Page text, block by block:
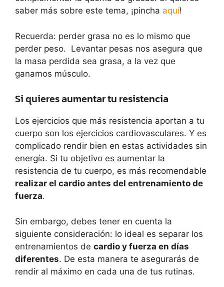
saber más sobre este tema, ¡pincha aquí!
Recuerda: perder grasa no es lo mismo que
perder peso. Levantar pesas nos asegura que
la masa perdida sea grasa, a la vez que
ganamos músculo.
Si quieres aumentar tu resistencia
Los ejercicios que más resistencia aportan a tu
cuerpo son los ejercicios cardiovasculares. Y es
complicado rendir bien en estas actividades sin
energía. Si tu objetivo es aumentar la
resistencia de tu cuerpo, es más recomendable
realizar el cardio antes del entrenamiento de
fuerza.
Sin embargo, debes tener en cuenta la
siguiente consideración: lo ideal es separar los
entrenamientos de cardio y fuerza en días
diferentes. De esta manera te asegurarás de
rendir al máximo en cada una de tus rutinas.